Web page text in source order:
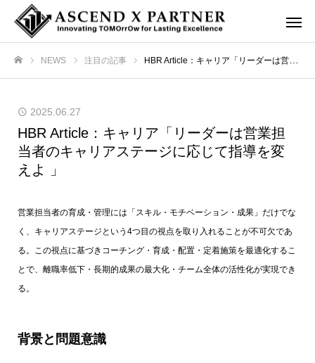
NEWS 注目の記事 HBR Article：キャリア「リーダーは営業担当者のキャリアステージに応じて指導を変えよ 」
2025.06.27
HBR Article：キャリア「リーダーは営業担
当者のキャリアステージに応じて指導を変
えよ 」
営業担当者の育成・管理には「スキル・モチベーション・成果」だけでな
く、キャリアステージという4つ目の視点を取り入れることが不可欠であ
る。この視点に基づきコーチング・育成・配置・定着施策を最適化するこ
とで、離職率低下・長期的成果の最大化・チーム全体の活性化が実現でき
る。
背景と問題意識